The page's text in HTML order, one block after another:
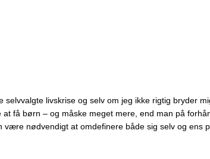
livskrise og selv om jeg ikke rigtig bryder
få børn – og måske meget mere, end man på
være nødvendigt at omdefinere både sig selv og ens